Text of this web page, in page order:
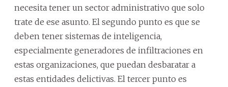
necesita tener un sector administrativo que solo
trate de ese asunto. El segundo punto es que se
deben tener sistemas de inteligencia,
especialmente generadores de infiltraciones en
estas organizaciones, que puedan desbaratar a
estas entidades delictivas. El tercer punto es